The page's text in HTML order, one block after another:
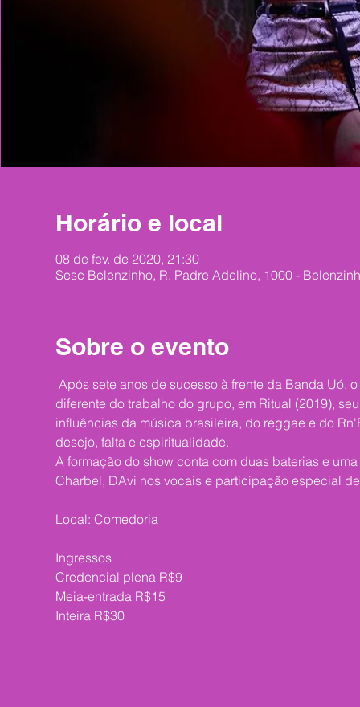
Horário e local
08 de fev. de 2020, 21:30
Sesc Belenzinho, R. Padre Adelino, 1000 -
Sobre o evento
Após sete anos de sucesso à frente da Banda Uó,
diferente do trabalho do grupo, em Ritual (2019),
influências da música brasileira, do reggae e do
desejo, falta e espiritualidade.
A formação do show conta com duas baterias e
Local: Comedoria
Ingressos
Credencial plena R$9
Meia-entrada R$15
Inteira R$30